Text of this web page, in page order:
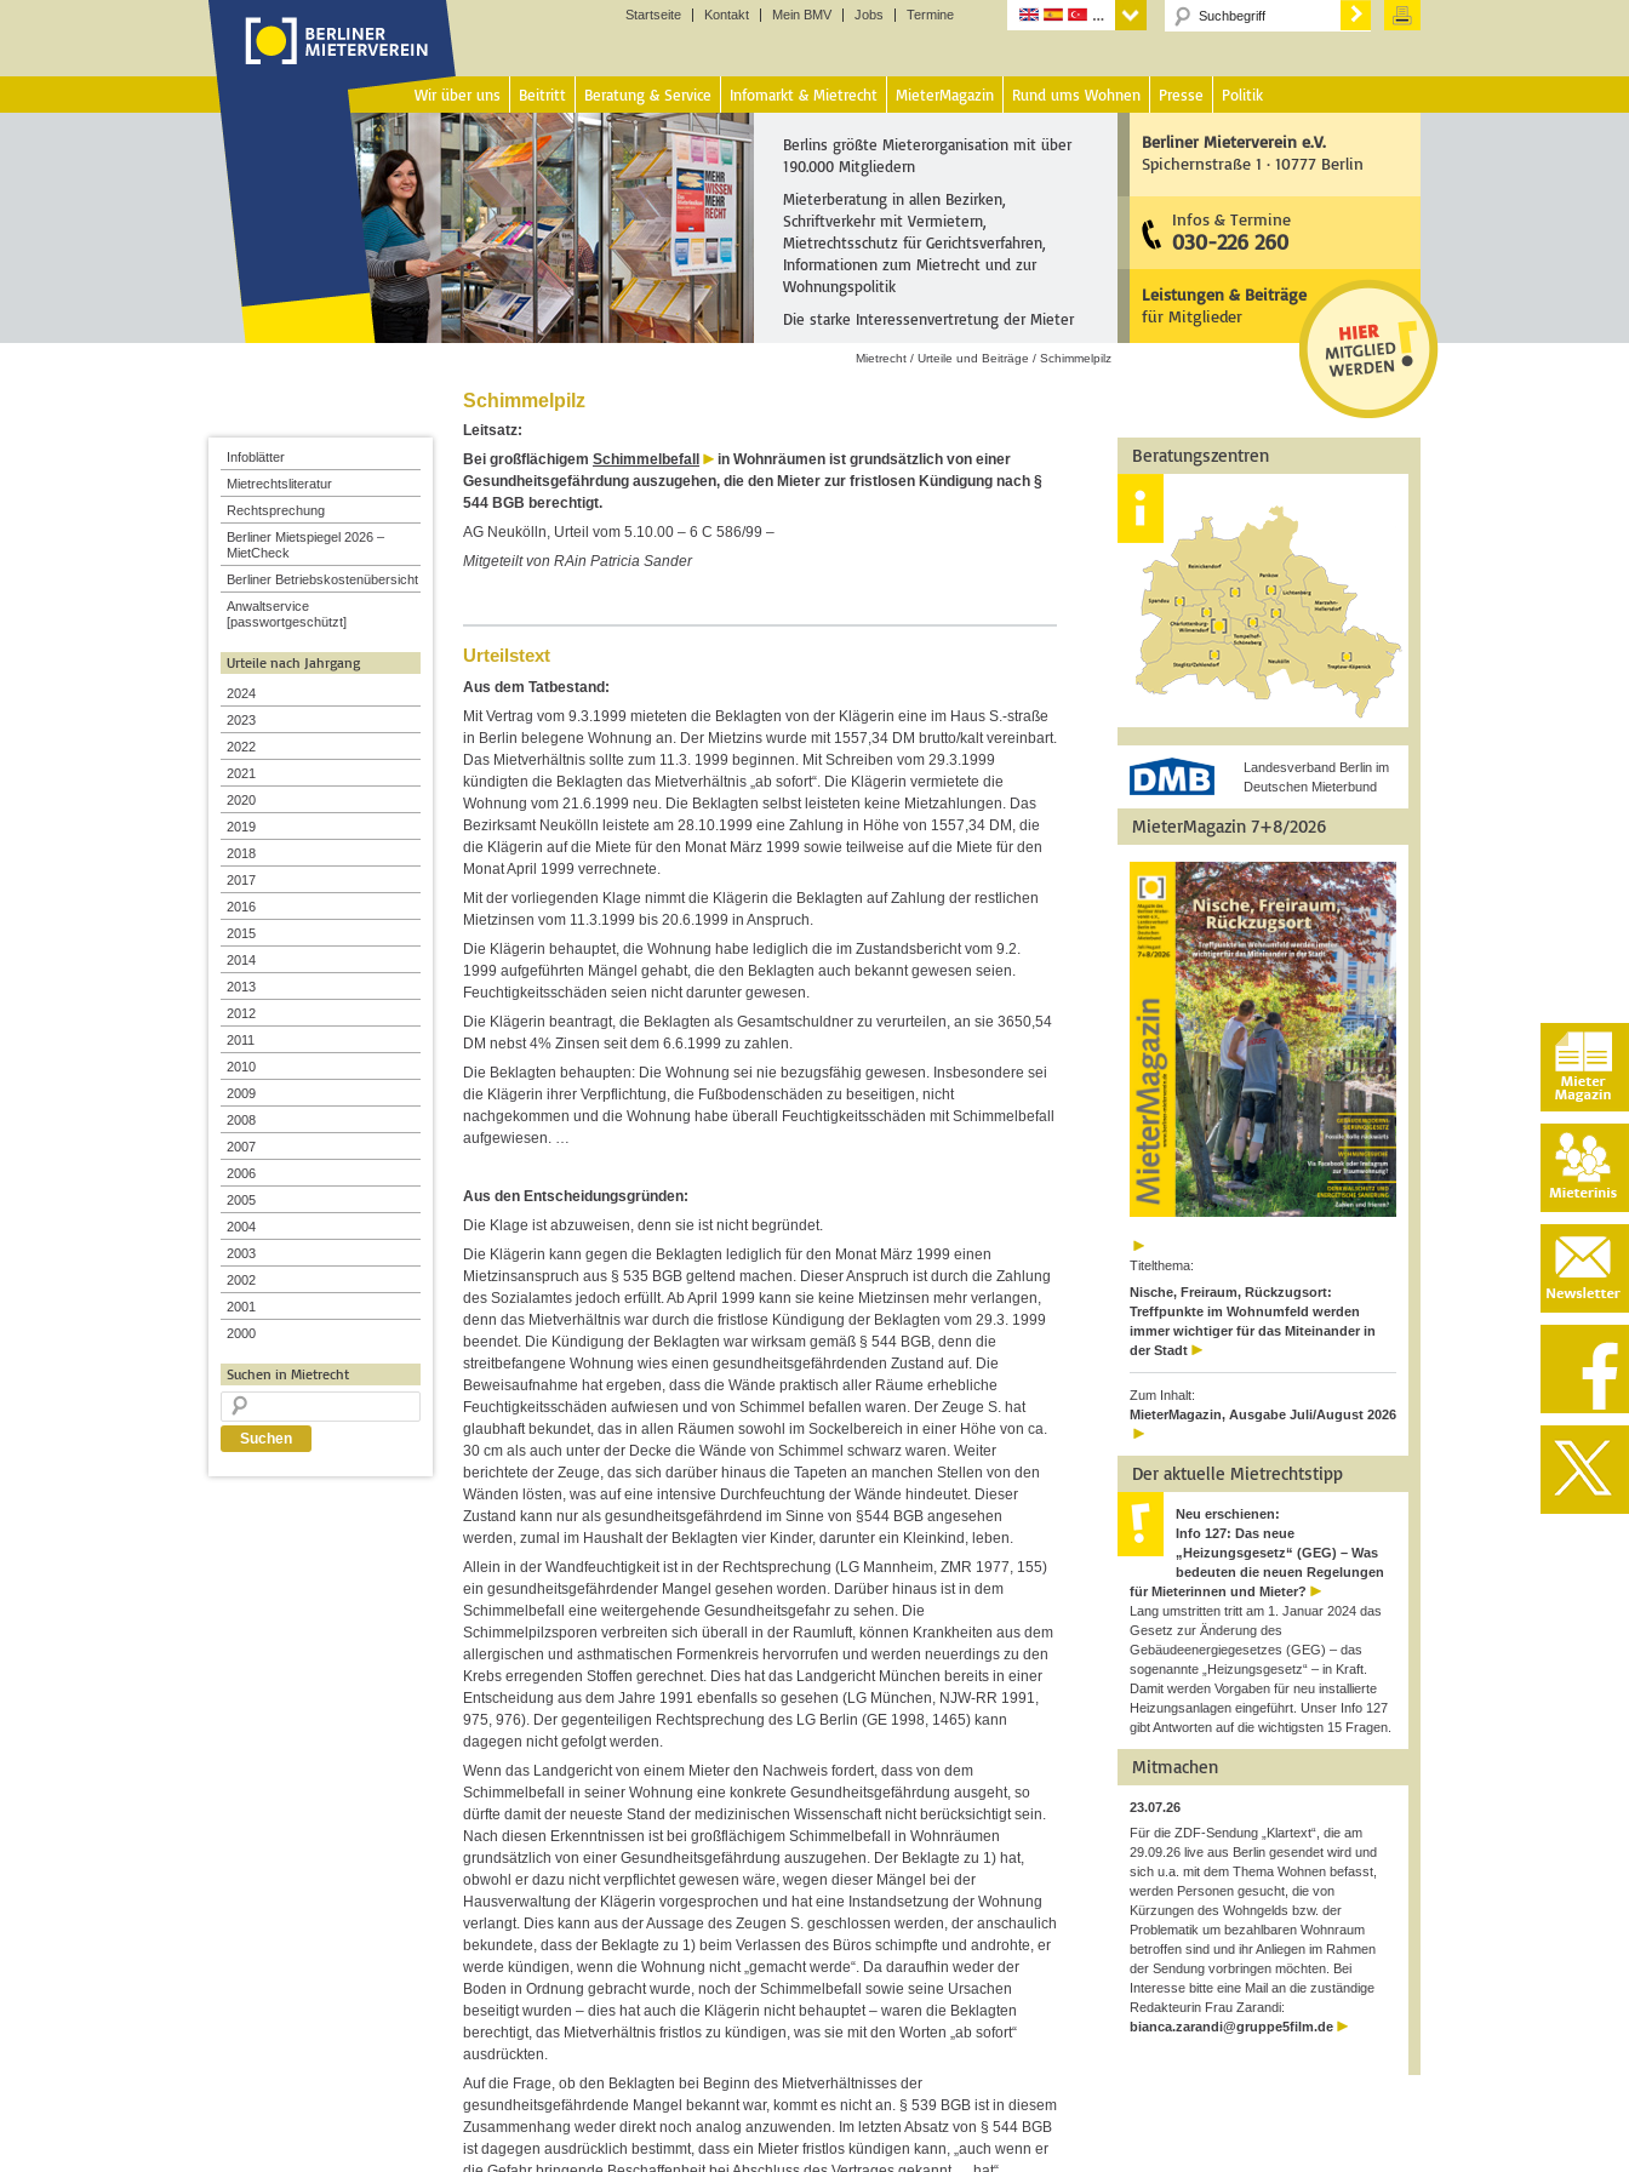
Startseite Kontakt Mein BMV Jobs Termine
Wir über uns Beitritt Beratung & Service Infomarkt & Mietrecht MieterMagazin Rund ums Wohnen Presse Politik
Berlins größte Mieterorganisation mit über
190.000 Mitgliedern
Mieterberatung in allen Bezirken,
Schriftverkehr mit Vermietern,
Mietrechtsschutz für Gerichtsverfahren,
Informationen zum Mietrecht und zur
Wohnungspolitik
Die starke Interessenvertretung der Mieter
Berliner Mieterverein e.V.
Spichernstraße 1 · 10777 Berlin
Infos & Termine
030-226 260
Leistungen & Beiträge
für Mitglieder
Mietrecht / Urteile und Beiträge / Schimmelpilz
Schimmelpilz
Leitsatz:
Bei großflächigem Schimmelbefall
in Wohnräumen ist grundsätzlich von einer
Gesundheitsgefährdung auszugehen, die den Mieter zur fristlosen Kündigung nach §
544 BGB berechtigt.
AG Neukölln, Urteil vom 5.10.00 – 6 C 586/99 –
Mitgeteilt von RAin Patricia Sander
Urteilstext
Aus dem Tatbestand:
Mit Vertrag vom 9.3.1999 mieteten die Beklagten von der Klägerin eine im Haus S.-straße
in Berlin belegene Wohnung an. Der Mietzins wurde mit 1557,34 DM brutto/kalt vereinbart.
Das Mietverhältnis sollte zum 11.3. 1999 beginnen. Mit Schreiben vom 29.3.1999
kündigten die Beklagten das Mietverhältnis „ab sofort“. Die Klägerin vermietete die
Wohnung vom 21.6.1999 neu. Die Beklagten selbst leisteten keine Mietzahlungen. Das
Bezirksamt Neukölln leistete am 28.10.1999 eine Zahlung in Höhe von 1557,34 DM, die
die Klägerin auf die Miete für den Monat März 1999 sowie teilweise auf die Miete für den
Monat April 1999 verrechnete.
Mit der vorliegenden Klage nimmt die Klägerin die Beklagten auf Zahlung der restlichen
Mietzinsen vom 11.3.1999 bis 20.6.1999 in Anspruch.
Die Klägerin behauptet, die Wohnung habe lediglich die im Zustandsbericht vom 9.2.
1999 aufgeführten Mängel gehabt, die den Beklagten auch bekannt gewesen seien.
Feuchtigkeitsschäden seien nicht darunter gewesen.
Die Klägerin beantragt, die Beklagten als Gesamtschuldner zu verurteilen, an sie 3650,54
DM nebst 4% Zinsen seit dem 6.6.1999 zu zahlen.
Die Beklagten behaupten: Die Wohnung sei nie bezugsfähig gewesen. Insbesondere sei
die Klägerin ihrer Verpflichtung, die Fußbodenschäden zu beseitigen, nicht
nachgekommen und die Wohnung habe überall Feuchtigkeitsschäden mit Schimmelbefall
aufgewiesen. …
Aus den Entscheidungsgründen:
Die Klage ist abzuweisen, denn sie ist nicht begründet.
Die Klägerin kann gegen die Beklagten lediglich für den Monat März 1999 einen
Mietzinsanspruch aus § 535 BGB geltend machen. Dieser Anspruch ist durch die Zahlung
des Sozialamtes jedoch erfüllt. Ab April 1999 kann sie keine Mietzinsen mehr verlangen,
denn das Mietverhältnis war durch die fristlose Kündigung der Beklagten vom 29.3. 1999
beendet. Die Kündigung der Beklagten war wirksam gemäß § 544 BGB, denn die
streitbefangene Wohnung wies einen gesundheitsgefährdenden Zustand auf. Die
Beweisaufnahme hat ergeben, dass die Wände praktisch aller Räume erhebliche
Feuchtigkeitsschäden aufwiesen und von Schimmel befallen waren. Der Zeuge S. hat
glaubhaft bekundet, das in allen Räumen sowohl im Sockelbereich in einer Höhe von ca.
30 cm als auch unter der Decke die Wände von Schimmel schwarz waren. Weiter
berichtete der Zeuge, das sich darüber hinaus die Tapeten an manchen Stellen von den
Wänden lösten, was auf eine intensive Durchfeuchtung der Wände hindeutet. Dieser
Zustand kann nur als gesundheitsgefährdend im Sinne von §544 BGB angesehen
werden, zumal im Haushalt der Beklagten vier Kinder, darunter ein Kleinkind, leben.
Allein in der Wandfeuchtigkeit ist in der Rechtsprechung (LG Mannheim, ZMR 1977, 155)
ein gesundheitsgefährdender Mangel gesehen worden. Darüber hinaus ist in dem
Schimmelbefall eine weitergehende Gesundheitsgefahr zu sehen. Die
Schimmelpilzsporen verbreiten sich überall in der Raumluft, können Krankheiten aus dem
allergischen und asthmatischen Formenkreis hervorrufen und werden neuerdings zu den
Krebs erregenden Stoffen gerechnet. Dies hat das Landgericht München bereits in einer
Entscheidung aus dem Jahre 1991 ebenfalls so gesehen (LG München, NJW-RR 1991,
975, 976). Der gegenteiligen Rechtsprechung des LG Berlin (GE 1998, 1465) kann
dagegen nicht gefolgt werden.
Wenn das Landgericht von einem Mieter den Nachweis fordert, dass von dem
Schimmelbefall in seiner Wohnung eine konkrete Gesundheitsgefährdung ausgeht, so
dürfte damit der neueste Stand der medizinischen Wissenschaft nicht berücksichtigt sein.
Nach diesen Erkenntnissen ist bei großflächigem Schimmelbefall in Wohnräumen
grundsätzlich von einer Gesundheitsgefährdung auszugehen. Der Beklagte zu 1) hat,
obwohl er dazu nicht verpflichtet gewesen wäre, wegen dieser Mängel bei der
Hausverwaltung der Klägerin vorgesprochen und hat eine Instandsetzung der Wohnung
verlangt. Dies kann aus der Aussage des Zeugen S. geschlossen werden, der anschaulich
bekundete, dass der Beklagte zu 1) beim Verlassen des Büros schimpfte und androhte, er
werde kündigen, wenn die Wohnung nicht „gemacht werde“. Da daraufhin weder der
Boden in Ordnung gebracht wurde, noch der Schimmelbefall sowie seine Ursachen
beseitigt wurden – dies hat auch die Klägerin nicht behauptet – waren die Beklagten
berechtigt, das Mietverhältnis fristlos zu kündigen, was sie mit den Worten „ab sofort“
ausdrückten.
Auf die Frage, ob den Beklagten bei Beginn des Mietverhältnisses der
gesundheitsgefährdende Mangel bekannt war, kommt es nicht an. § 539 BGB ist in diesem
Zusammenhang weder direkt noch analog anzuwenden. Im letzten Absatz von § 544 BGB
ist dagegen ausdrücklich bestimmt, dass ein Mieter fristlos kündigen kann, „auch wenn er
Beratungszentren
Landesverband Berlin im
Deutschen Mieterbund
MieterMagazin 7+8/2026
Titelthema:
Nische, Freiraum, Rückzugsort:
Treffpunkte im Wohnumfeld werden
immer wichtiger für das Miteinander in
der Stadt
Zum Inhalt:
MieterMagazin, Ausgabe Juli/August 2026
Der aktuelle Mietrechtstipp
Neu erschienen:
Info 127: Das neue
„Heizungsgesetz“ (GEG) – Was
bedeuten die neuen Regelungen
für Mieterinnen und Mieter?
Lang umstritten tritt am 1. Januar 2024 das
Gesetz zur Änderung des
Gebäudeenergiegesetzes (GEG) – das
sogenannte „Heizungsgesetz“ – in Kraft.
Damit werden Vorgaben für neu installierte
Heizungsanlagen eingeführt. Unser Info 127
gibt Antworten auf die wichtigsten 15 Fragen.
Mitmachen
23.07.26
Für die ZDF-Sendung „Klartext“, die am
29.09.26 live aus Berlin gesendet wird und
sich u.a. mit dem Thema Wohnen befasst,
werden Personen gesucht, die von
Kürzungen des Wohngelds bzw. der
Problematik um bezahlbaren Wohnraum
betroffen sind und ihr Anliegen im Rahmen
der Sendung vorbringen möchten. Bei
Interesse bitte eine Mail an die zuständige
Redakteurin Frau Zarandi:
bianca.zarandi@gruppe5film.de
Infoblätter
Mietrechtsliteratur
Rechtsprechung
Berliner Mietspiegel 2026 –
MietCheck
Berliner Betriebskostenübersicht
Anwaltservice
[passwortgeschützt]
Urteile nach Jahrgang
2024
2023
2022
2021
2020
2019
2018
2017
2016
2015
2014
2013
2012
2011
2010
2009
2008
2007
2006
2005
2004
2003
2002
2001
2000
Suchen in Mietrecht